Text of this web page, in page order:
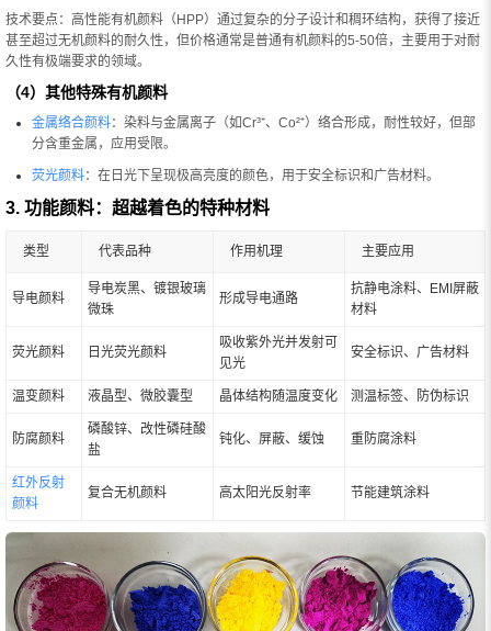
技术要点：高性能有机颜料（HPP）通过复杂的分子设计和稠环结构，获得了接近
甚至超过无机颜料的耐久性，但价格通常是普通有机颜料的5-50倍，主要用于对耐
久性有极端要求的领域。
（4）其他特殊有机颜料
金属络合颜料：染料与金属离子（如Cr³⁺、Co²⁺）络合形成，耐性较好，但部
分含重金属，应用受限。
荧光颜料：在日光下呈现极高亮度的颜色，用于安全标识和广告材料。
3. 功能颜料：超越着色的特种材料
类型 代表品种 作用机理 主要应用
导电颜料
导电炭黑、镀银玻璃
微珠
形成导电通路
抗静电涂料、EMI屏蔽
材料
荧光颜料 日光荧光颜料
吸收紫外光并发射可
见光
安全标识、广告材料
温变颜料 液晶型、微胶囊型 晶体结构随温度变化 测温标签、防伪标识
防腐颜料
磷酸锌、改性磷硅酸
盐
钝化、屏蔽、缓蚀 重防腐涂料
红外反射
颜料
复合无机颜料 高太阳光反射率 节能建筑涂料